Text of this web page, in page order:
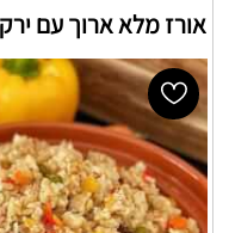
אורז מלא ארוך עם